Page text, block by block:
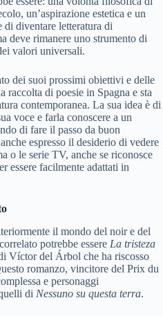
un’aspirazione estetica e un
diventare letteratura di
deve rimanere uno strumento di
valori universali.
dei suoi prossimi obiettivi e delle
raccolta di poesie in Spagna e sta
contemporanea. La sua idea è di
voce e farla conoscere a un
di fare il passo da buon
espresso il desiderio di vedere
o le serie TV, anche se riconosce
essere facilmente adattati in
il mondo del noir e del
potrebbe essere La tristeza
Víctor del Árbol che ha riscosso
romanzo, vincitore del Prix du
e personaggi
di Nessuno su questa terra.